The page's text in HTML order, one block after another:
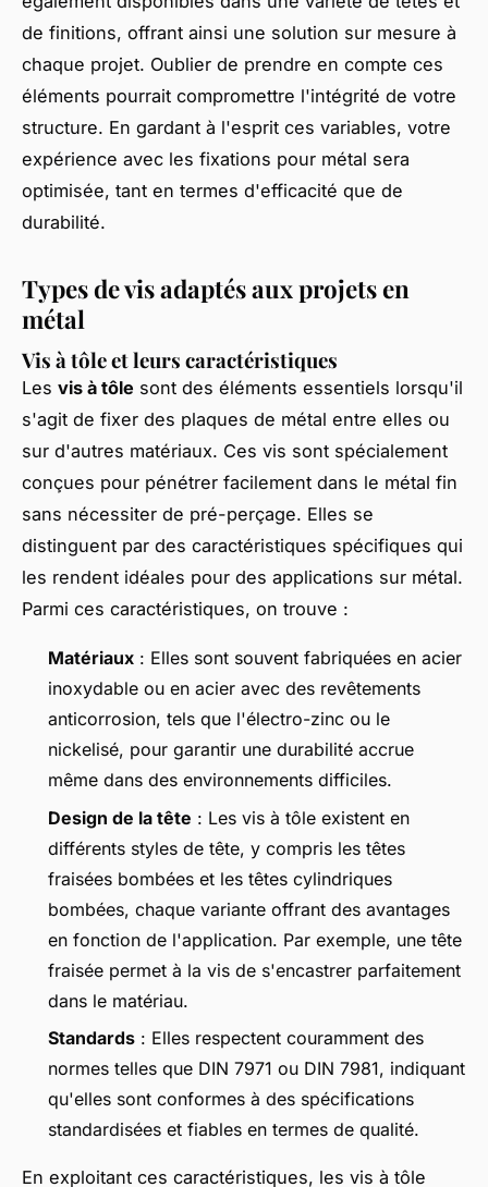
de finitions, offrant ainsi une solution sur mesure à
chaque projet. Oublier de prendre en compte ces
éléments pourrait compromettre l'intégrité de votre
structure. En gardant à l'esprit ces variables, votre
expérience avec les fixations pour métal sera
optimisée, tant en termes d'efficacité que de
durabilité.
Types de vis adaptés aux projets en
métal
Vis à tôle et leurs caractéristiques
Les vis à tôle sont des éléments essentiels lorsqu'il
s'agit de fixer des plaques de métal entre elles ou
sur d'autres matériaux. Ces vis sont spécialement
conçues pour pénétrer facilement dans le métal fin
sans nécessiter de pré-perçage. Elles se
distinguent par des caractéristiques spécifiques qui
les rendent idéales pour des applications sur métal.
Parmi ces caractéristiques, on trouve :
Matériaux : Elles sont souvent fabriquées en acier
inoxydable ou en acier avec des revêtements
anticorrosion, tels que l'électro-zinc ou le
nickelisé, pour garantir une durabilité accrue
même dans des environnements difficiles.
Design de la tête : Les vis à tôle existent en
différents styles de tête, y compris les têtes
fraisées bombées et les têtes cylindriques
bombées, chaque variante offrant des avantages
en fonction de l'application. Par exemple, une tête
fraisée permet à la vis de s'encastrer parfaitement
dans le matériau.
Standards : Elles respectent couramment des
normes telles que DIN 7971 ou DIN 7981, indiquant
qu'elles sont conformes à des spécifications
standardisées et fiables en termes de qualité.
En exploitant ces caractéristiques, les vis à tôle